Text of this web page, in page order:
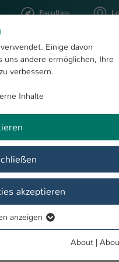
Faculties
STUDYING RESEARCH
Lightweight Design
PhDs Archive
the ASIIN on university level:
Einige davon
andere ermöglichen, Ihre
verbessern.
Inhalte
akzeptieren
Funktionen der
anzeigen
About |